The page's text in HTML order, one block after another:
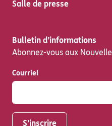
Salle de presse
Bulletin d’informations
Abonnez-vous aux
Courriel